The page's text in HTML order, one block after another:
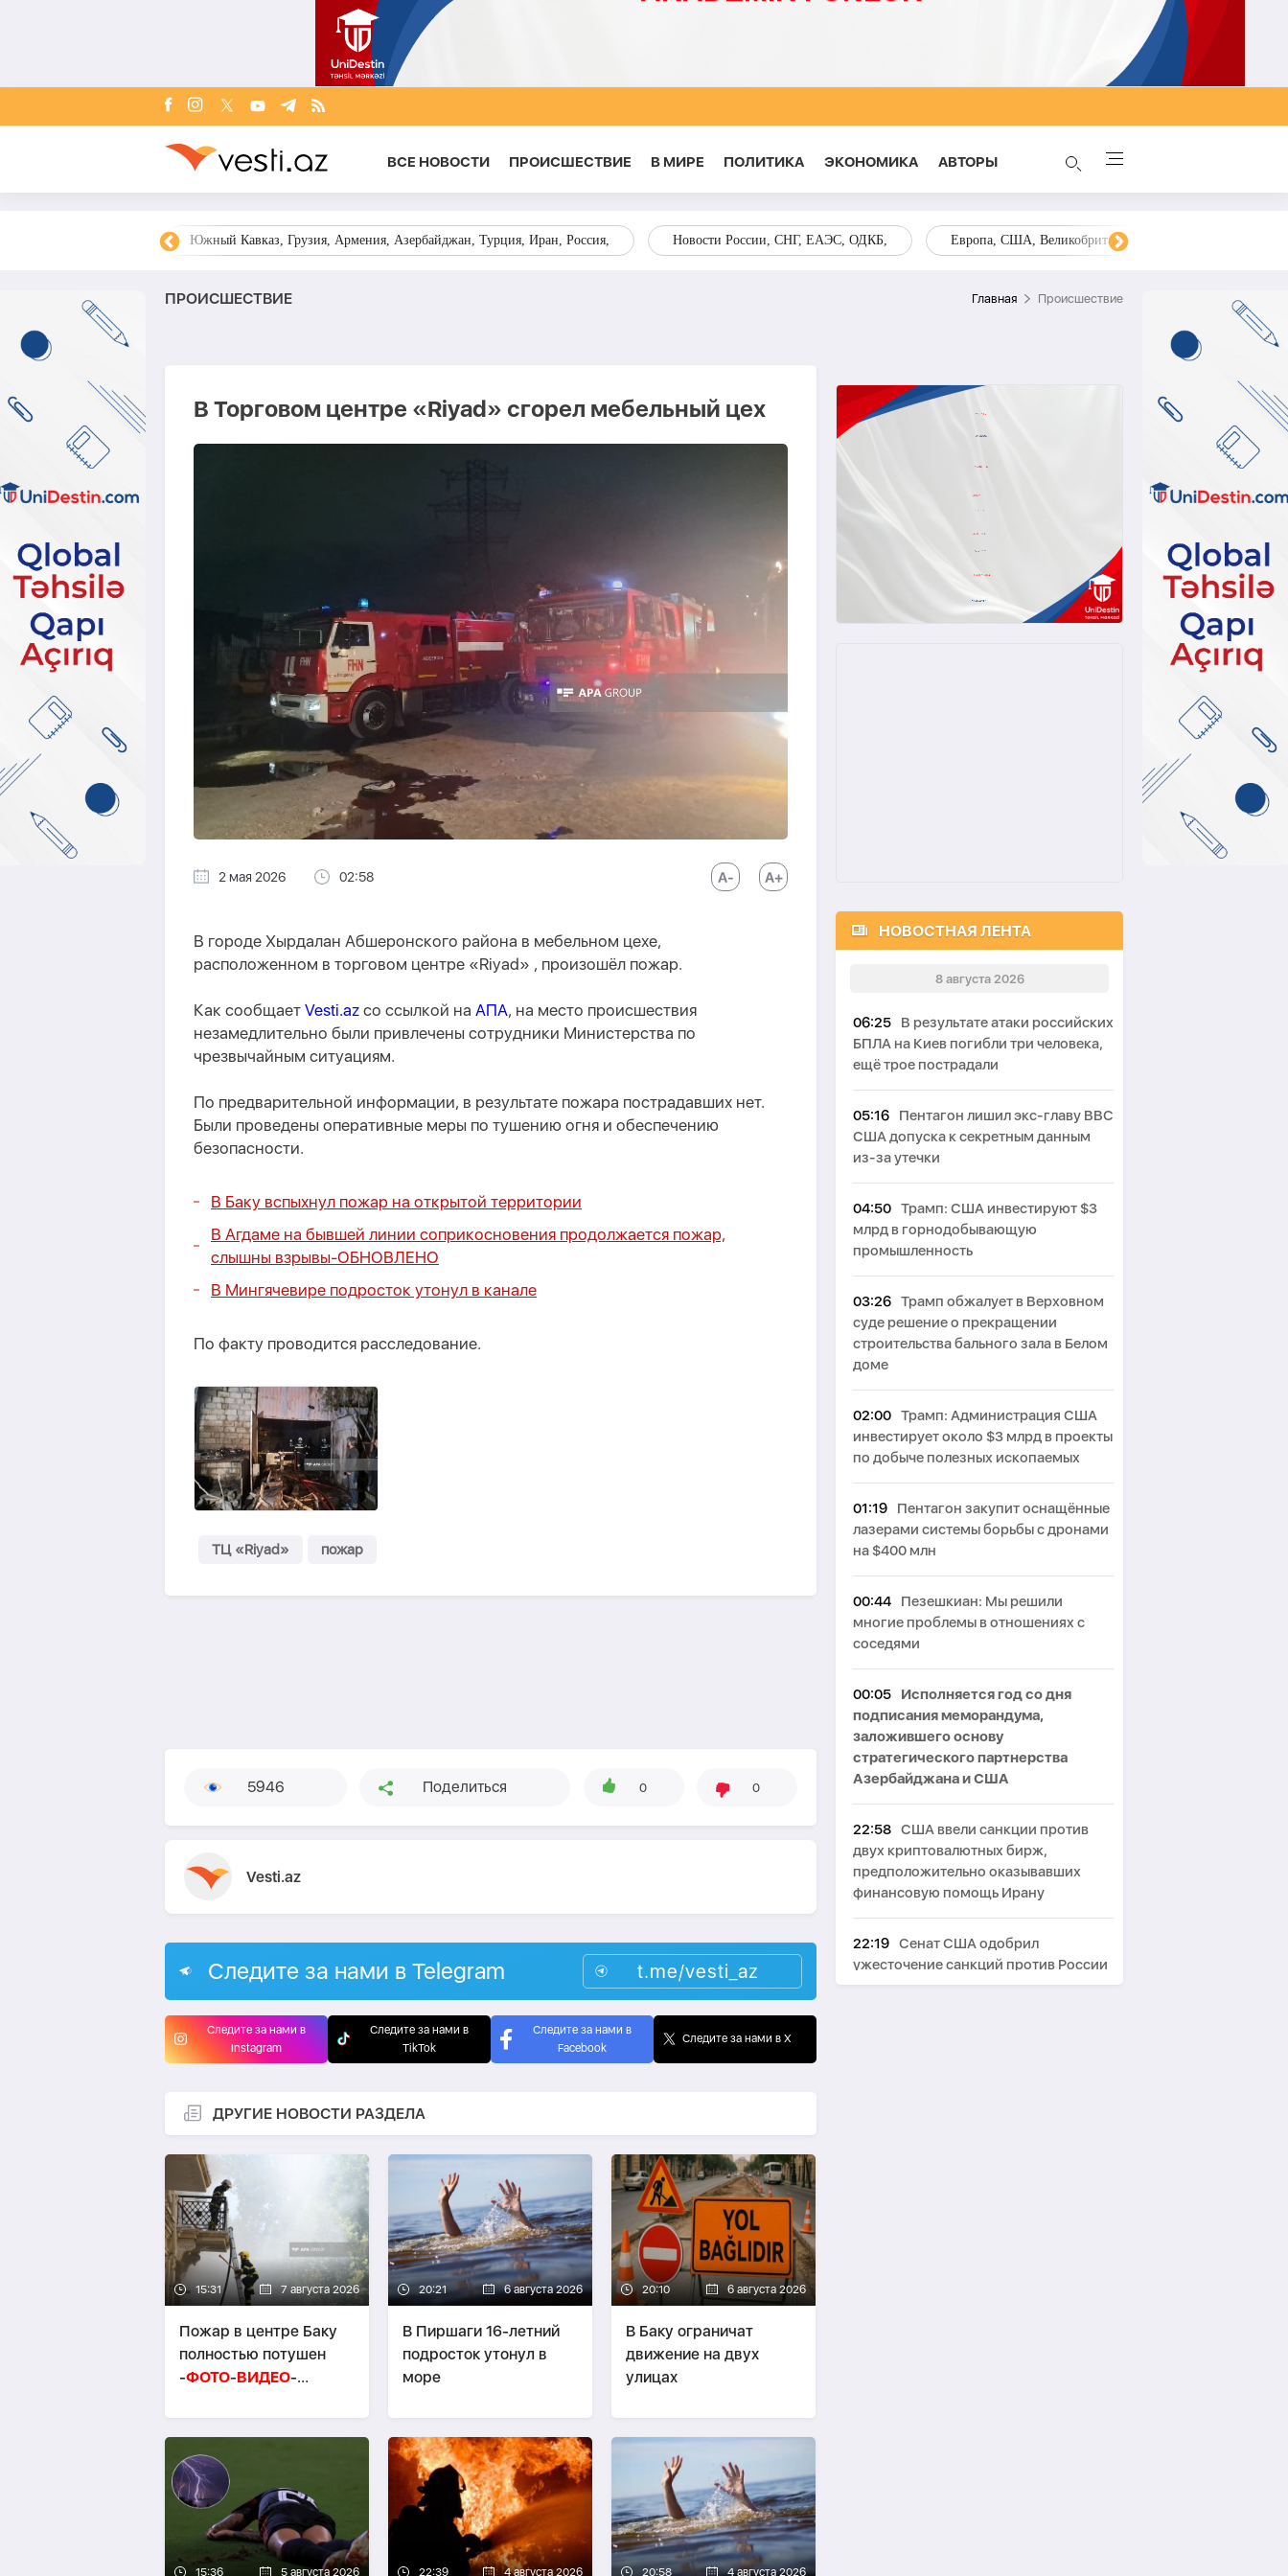
ВСЕ НОВОСТИ ПРОИСШЕСТВИЕ В МИРЕ ПОЛИТИКА ЭКОНОМИКА AВТОРЫ
Южный Кавказ, Грузия, Армения, Азербайджан, Турция, Иран, Россия, Новости России, СНГ, ЕАЭС, ОДКБ, Европа, США, Великобритания, Украина, Запад,
ПРОИСШЕСТВИЕ Главная Происшествие
В Торговом центре «Riyad» сгорел мебельный цех
2 мая 2026 02:58
В городе Хырдалан Абшеронского района в мебельном цехе,
расположенном в торговом центре «Riyad» , произошёл пожар.
Как сообщает Vesti.az со ссылкой на АПА, на место происшествия
незамедлительно были привлечены сотрудники Министерства по
чрезвычайным ситуациям.
По предварительной информации, в результате пожара пострадавших нет.
Были проведены оперативные меры по тушению огня и обеспечению
безопасности.
В Баку вспыхнул пожар на открытой территории
В Агдаме на бывшей линии соприкосновения продолжается пожар,
слышны взрывы-ОБНОВЛЕНО
В Мингячевире подросток утонул в канале
По факту проводится расследование.
ТЦ «Riyad» пожар
5946 Поделиться 0 0
Vesti.az
Следите за нами в Telegram t.me/vesti_az
Следите за нами в
Instagram
Следите за нами в
TikTok
Следите за нами в
Facebook
Следите за нами в X
ДРУГИЕ НОВОСТИ РАЗДЕЛА
15:31 7 августа 2026
Пожар в центре Баку
полностью потушен
-ФОТО-ВИДЕО-
20:21 6 августа 2026
В Пиршаги 16-летний
подросток утонул в
море
20:10 6 августа 2026
В Баку ограничат
движение на двух
улицах
15:36 5 августа 2026 22:39 4 августа 2026 20:58 4 августа 2026
НОВОСТНАЯ ЛЕНТА
8 августа 2026
06:25
В результате атаки российских
БПЛА на Киев погибли три человека,
ещё трое пострадали
05:16
Пентагон лишил экс-главу ВВС
США допуска к секретным данным
из-за утечки
04:50 Трамп: США инвестируют $3
млрд в горнодобывающую
промышленность
03:26 Трамп обжалует в Верховном
суде решение о прекращении
строительства бального зала в Белом
доме
02:00 Трамп: Администрация США
инвестирует около $3 млрд в проекты
по добыче полезных ископаемых
01:19
Пентагон закупит оснащённые
лазерами системы борьбы с дронами
на $400 млн
00:44
Пезешкиан: Мы решили
многие проблемы в отношениях с
соседями
00:05
Исполняется год со дня
подписания меморандума,
заложившего основу
стратегического партнерства
Азербайджана и США
22:58 США ввели санкции против
двух криптовалютных бирж,
предположительно оказывавших
финансовую помощь Ирану
22:19 Сенат США одобрил
ужесточение санкций против России
и Ирана